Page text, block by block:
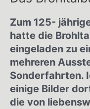
Zum 125-
hatte die
eingeladen zu
mehreren
Sonderfahrten.
einige Bilder
die von